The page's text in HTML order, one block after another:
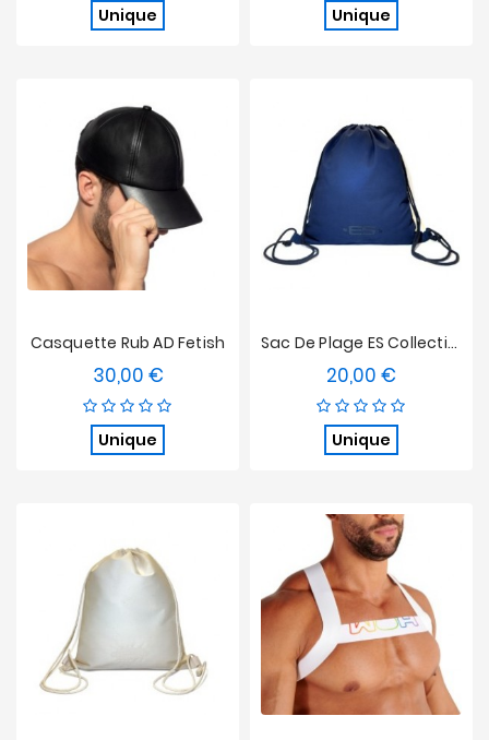
Unique Unique
Casquette Rub AD Fetish
30,00 €Prix
Unique
Sac De Plage ES Collection - Bleu Marine
20,00 €
Unique